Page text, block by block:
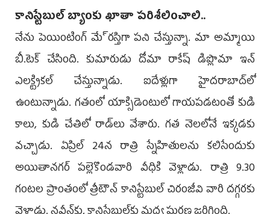
కానిస్టేబుల్‌ బ్యాంకు ఖాతా పరిశీలించాలి..
నేను పెయింటింగ్‌ మే్రస్తిగా పని చేస్తున్నా. మా అమ్మాయి
బీ.టెక్‌ చేసింది. కుమారుడు దోమా రాకేష్‌ డిప్లొమా ఇన్‌
ఎలక్ట్రికల్‌ చేస్తున్నాడు. ఐదేళ్లుగా హైదరాబాద్‌లో
ఉంటున్నాడు. గతంలో యాక్సిడెంటులో గాయపడటంతో కుడి
కాలు, కుడి చేతిలో రాడ్‌లు వేశారు. గత నెలలోనే ఇక్కడకు
వచ్చాడు. ఏప్రిల్‌ 24న రాత్రి స్నేహితులను కలిసేందుకు
అయితానగర్‌ పల్లెకొండవారి వీధికి వెళ్లాడు. రాత్రి 9.30
గంటల ప్రాంతంలో త్రీటౌన్‌ కానిస్టేబుల్‌ చిరంజీవి వారి దగ్గరకు